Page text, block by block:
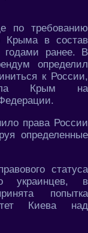
по требованию
Крыма в состав
годами ранее. В
определил
к России,
Крым на
права России
определенные
статуса
украинцев, в
попытка
Киева над